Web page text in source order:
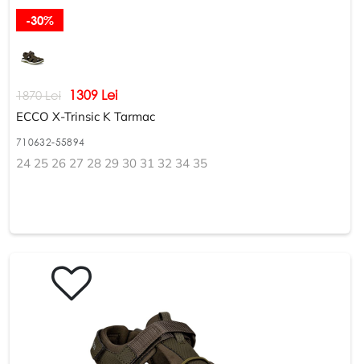
-30%
1870 Lei 1309 Lei
ECCO X-Trinsic K Tarmac
710632-55894
24 25 26 27 28 29 30 31 32 34 35